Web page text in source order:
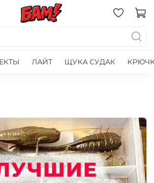
ЛАЙТ ЩУКА СУДАК